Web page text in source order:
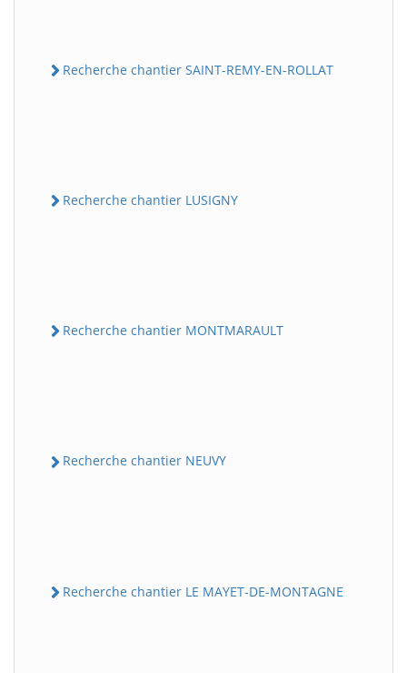
Recherche chantier SAINT-REMY-EN-ROLLAT
Recherche chantier LUSIGNY
Recherche chantier MONTMARAULT
Recherche chantier NEUVY
Recherche chantier LE MAYET-DE-MONTAGNE